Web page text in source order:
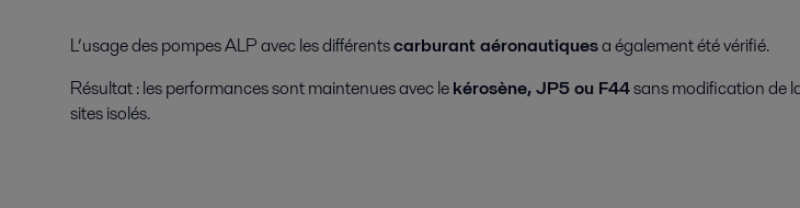
L’usage des pompes ALP avec les différentscarburant aéronautiquesa également été vérifié.
Résultat : les performances sont maintenues avec lekérosène, JP5 ou F44sans modification de
sites isolés.